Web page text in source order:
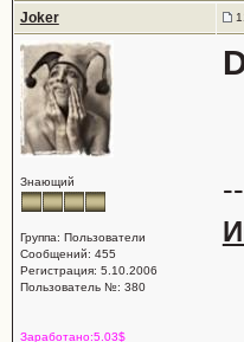
Joker
Знающий
Группа: Пользователи
Сообщений: 455
Регистрация: 5.10.2006
Пользователь №: 380
Заработано:5.03$